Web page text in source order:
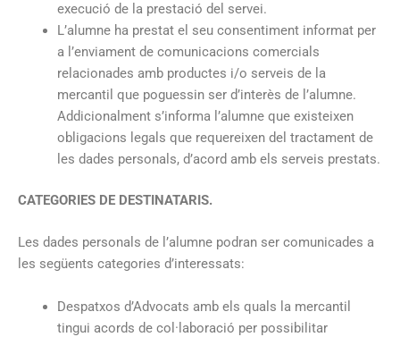
execució de la prestació del servei.
L’alumne ha prestat el seu consentiment informat per
a l’enviament de comunicacions comercials
relacionades amb productes i/o serveis de la
mercantil que poguessin ser d’interès de l’alumne.
Addicionalment s’informa l’alumne que existeixen
obligacions legals que requereixen del tractament de
les dades personals, d’acord amb els serveis prestats.
CATEGORIES DE DESTINATARIS.
Les dades personals de l’alumne podran ser comunicades a
les següents categories d’interessats:
Despatxos d’Advocats amb els quals la mercantil
tingui acords de col·laboració per possibilitar